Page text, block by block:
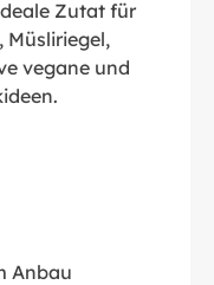
Zutat für
Müsliriegel,
vegane und
Anbau